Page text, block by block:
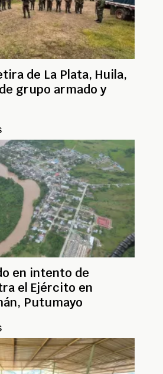
de La Plata, Huila,
grupo armado y
en intento de
el Ejército en
Putumayo